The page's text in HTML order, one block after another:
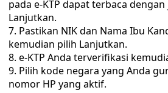
pada e-KTP dapat terbaca
Lanjutkan.
Pastikan NIK dan Nama Ibu
kemudian pilih Lanjutkan.
e-KTP Anda terverifikasi
Pilih kode negara yang Anda
nomor HP yang aktif.